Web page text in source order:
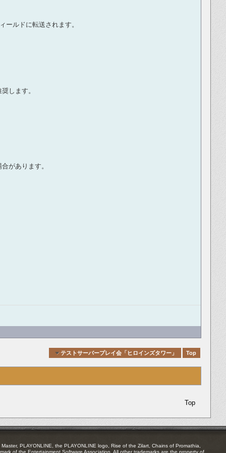
ールドに転送されます。
します。
があります。
テストサーバープレイ会「ヒロインズタワー」 Top
Top
PLAYONLINE, the PLAYONLINE logo, Rise of the Zilart, Chains of Promathia,